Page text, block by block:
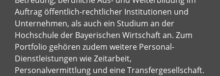
Auftrag öffentlich-rechtlicher Institutionen und
Unternehmen, als auch ein Studium an der
Hochschule der Bayerischen Wirtschaft an. Zum
Portfolio gehören zudem weitere Personal-
Dienstleistungen wie Zeitarbeit,
Personalvermittlung und eine Transfergesellschaft.